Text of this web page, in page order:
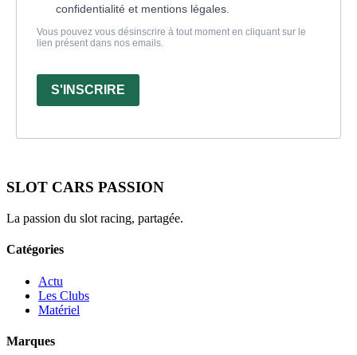
confidentialité et mentions légales.
Vous pouvez vous désinscrire à tout moment en cliquant sur le
lien présent dans nos emails.
S'INSCRIRE
SLOT CARS PASSION
La passion du slot racing, partagée.
Catégories
Actu
Les Clubs
Matériel
Marques